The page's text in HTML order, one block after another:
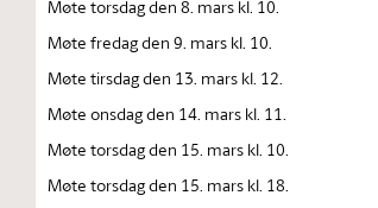
Møte torsdag den 8. mars kl. 10.
Møte fredag den 9. mars kl. 10.
Møte tirsdag den 13. mars kl. 12.
Møte onsdag den 14. mars kl. 11.
Møte torsdag den 15. mars kl. 10.
Møte torsdag den 15. mars kl. 18.